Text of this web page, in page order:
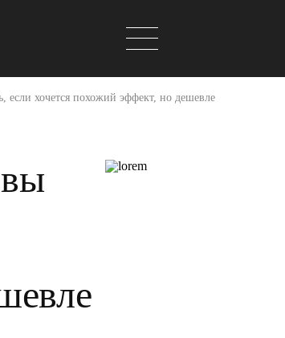
если хочется похожий эффект, но дешевле